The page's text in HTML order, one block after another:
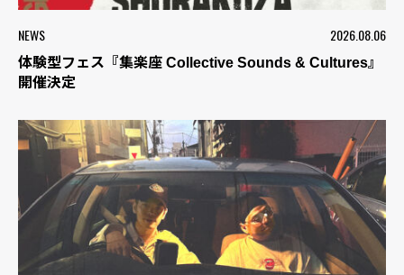
NEWS 2026.08.06
体験型フェス『集楽座 Collective Sounds & Cultures』
開催決定